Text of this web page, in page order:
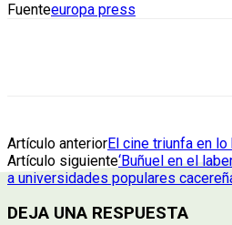
Fuenteeuropa press
Artículo anteriorEl cine triunfa en
Artículo siguiente‘Buñuel en el
a universidades populares
DEJA UNA RESPUESTA